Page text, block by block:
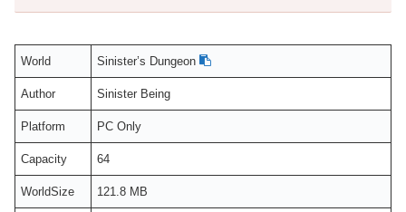
World Sinister’s Dungeon
Author Sinister Being
Platform PC Only
Capacity 64
WorldSize 121.8 MB